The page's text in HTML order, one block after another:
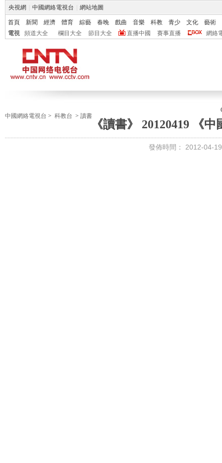
央視網 中國網絡電視台 網站地圖
首頁 新聞 經濟 體育 綜藝 春晚 戲曲 音樂 科教 青少 文化
藝術
電視
頻道大全 欄目大全 節目大全 直播中國 賽事直播 網絡
中國網絡電視台 > 科教台 > 讀書
《讀書》 20120419 《
發佈時間： 2012-04-